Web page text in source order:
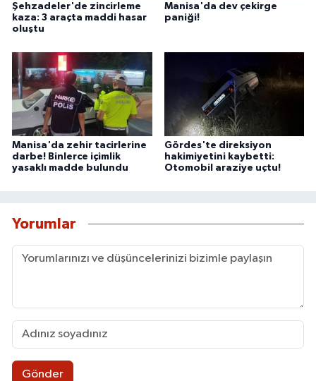
Şehzadeler'de zincirleme
kaza: 3 araçta maddi hasar
oluştu
Manisa'da dev çekirge
paniği!
Manisa'da zehir tacirlerine
darbe! Binlerce içimlik
yasaklı madde bulundu
Gördes'te direksiyon
hakimiyetini kaybetti:
Otomobil araziye uçtu!
Yorumlar
Gönder